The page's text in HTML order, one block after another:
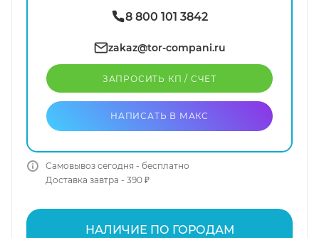
8 800 101 3842
zakaz@tor-compani.ru
ЗАПРОСИТЬ КП / CЧЕТ
НАПИСАТЬ В МАКС
Самовывоз сегодня - бесплатно
Доставка завтра - 390 ₽
НАЛИЧИЕ ПО ГОРОДАМ